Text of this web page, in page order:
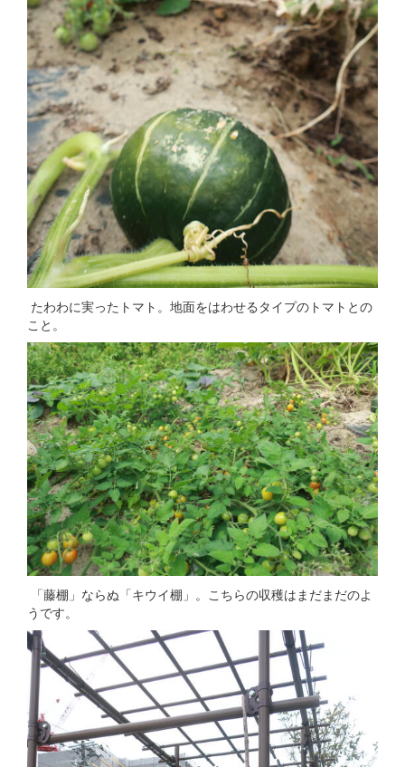
たわわに実ったトマト。地面をはわせるタイプのトマトとの
こと。
「藤棚」ならぬ「キウイ棚」。こちらの収穫はまだまだのよ
うです。